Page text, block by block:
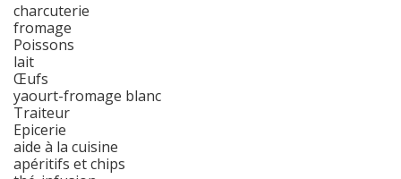
charcuterie
fromage
Poissons
lait
Œufs
yaourt-fromage blanc
Traiteur
Epicerie
aide à la cuisine
apéritifs et chips